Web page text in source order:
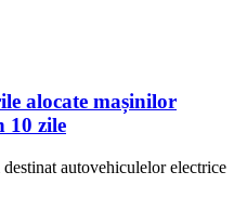
alocate mașinilor
10 zile
autovehiculelor electrice